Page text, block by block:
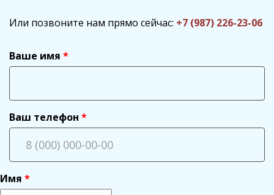
Или позвоните нам прямо сейчас: +7 (987) 226-23-06
Ваше имя
Ваш телефон
Имя